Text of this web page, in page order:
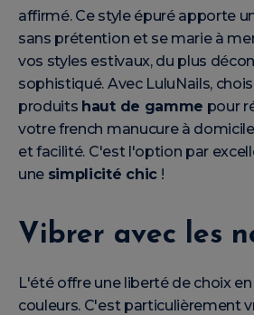
affirmé. Ce style épuré apporte
sans prétention et se marie à
vos styles estivaux, du plus
sophistiqué. Avec LuluNails,
produits haut de gamme pour
votre french manucure à
et facilité. C'est l'option par
une simplicité chic!
Vibrer avec les
L'été offre une liberté de choix
couleurs. C'est particulièrement